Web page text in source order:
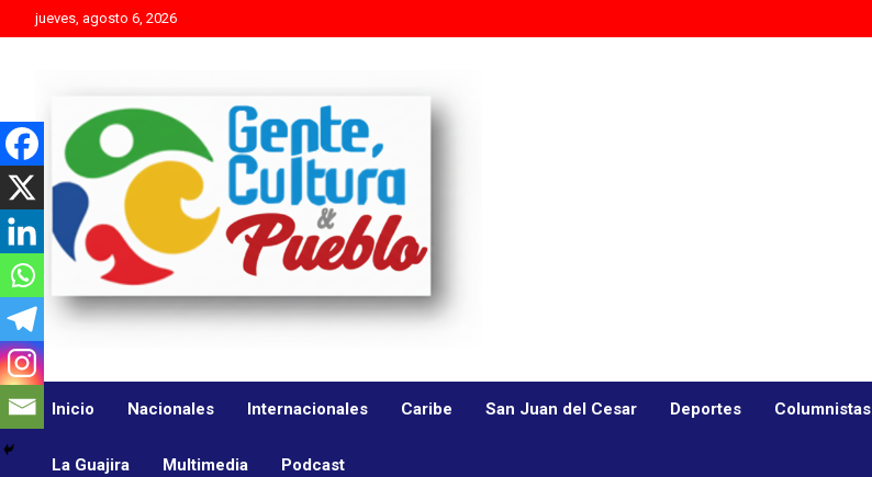
to
jueves, agosto 6, 2026
Gente Cultura y Pueblo
Es mejor molestar con la verdad que agradar con adulaciones
Inicio Nacionales Internacionales Caribe San Juan del Cesar Deportes Columnistas
La Guajira Multimedia Podcast